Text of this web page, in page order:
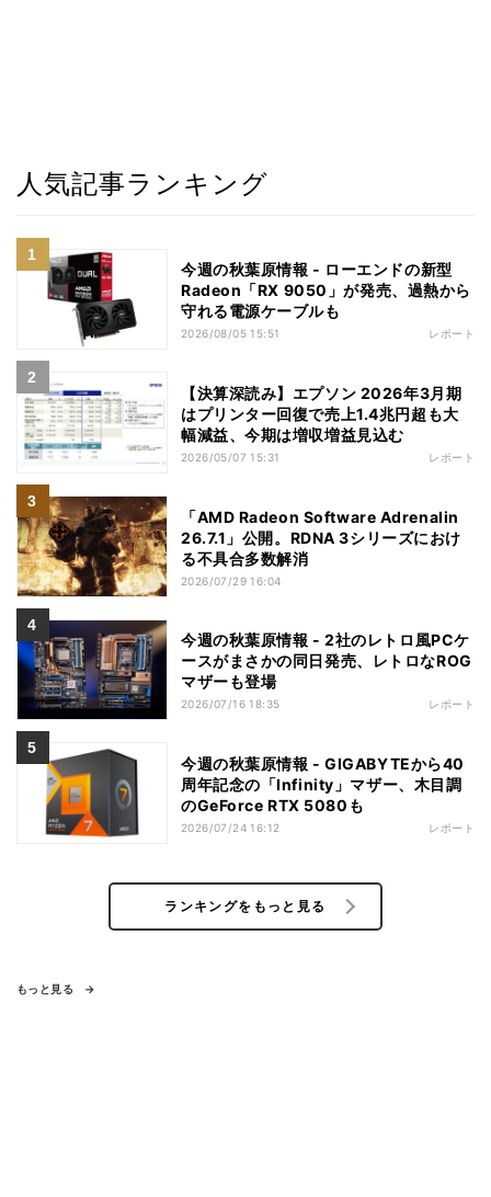
人気記事ランキング
今週の秋葉原情報 - ローエンドの新型
Radeon「RX 9050」が発売、過熱から
守れる電源ケーブルも
2026/08/05 15:51 レポート
【決算深読み】エプソン 2026年3月期
はプリンター回復で売上1.4兆円超も大
幅減益、今期は増収増益見込む
2026/05/07 15:31 レポート
「AMD Radeon Software Adrenalin
26.7.1」公開。RDNA 3シリーズにおけ
る不具合多数解消
2026/07/29 16:04
今週の秋葉原情報 - 2社のレトロ風PCケ
ースがまさかの同日発売、レトロなROG
マザーも登場
2026/07/16 18:35 レポート
今週の秋葉原情報 - GIGABYTEから40
周年記念の「Infinity」マザー、木目調
のGeForce RTX 5080も
2026/07/24 16:12 レポート
ランキングをもっと見る
もっと見る